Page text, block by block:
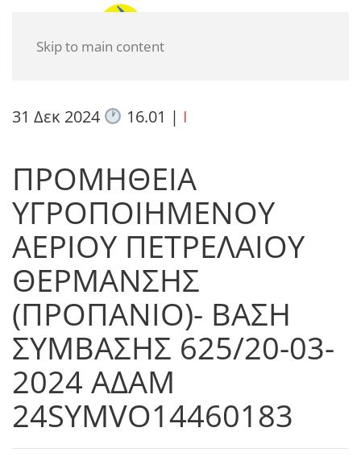
Skip to main content
31 Δεκ 2024 16.01 | I
ΠΡΟΜΗΘΕΙΑ
ΥΓΡΟΠΟΙΗΜΕΝΟΥ
ΑΕΡΙΟΥ ΠΕΤΡΕΛΑΙΟΥ
ΘΕΡΜΑΝΣΗΣ
(ΠΡΟΠΑΝΙΟ)- ΒΑΣΗ
ΣΥΜΒΑΣΗΣ 625/20-03-
2024 ΑΔΑΜ
24SYMVO14460183